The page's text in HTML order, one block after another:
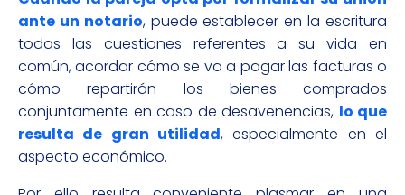
ante un notario, puede establecer en la escritura
todas las cuestiones referentes a su vida en
común, acordar cómo se va a pagar las facturas o
cómo repartirán los bienes comprados
conjuntamente en caso de desavenencias, lo que
resulta de gran utilidad, especialmente en el
aspecto económico.